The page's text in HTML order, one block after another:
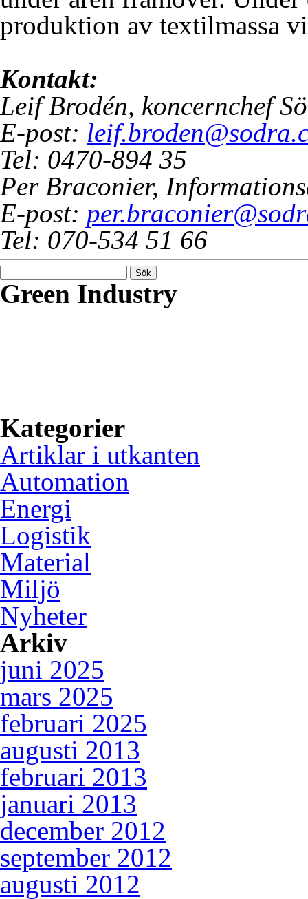
produktion av textilmassa
Kontakt:
Leif Brodén, koncernchef
E-post:
Tel: 0470-894 35
Per Braconier,
E-post:
Tel: 070-534 51 66
Sök
efter:
Green Industry
Kategorier
Artiklar i utkanten
Automation
Energi
Logistik
Material
Miljö
Nyheter
Arkiv
juni 2025
mars 2025
februari 2025
augusti 2013
februari 2013
januari 2013
december 2012
september 2012
augusti 2012